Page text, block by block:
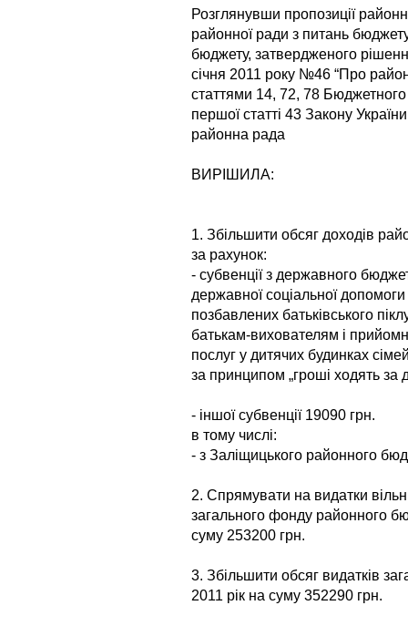
Розглянувши пропозиції
районної ради з питань
бюджету, затвердженого
січня 2011 року №46 “Про
статтями 14, 72, 78 Бюджетного
першої статті 43 Закону
районна рада
ВИРІШИЛА:
1. Збільшити обсяг доходів
за рахунок:
- субвенції з державного
державної соціальної допомоги
позбавлених батьківського
батькам-вихователям і
послуг у дитячих будинках
за принципом „гроші ходять за
- іншої субвенції 19090 грн.
в тому числі:
- з Заліщицького районного
2. Спрямувати на видатки
загального фонду районного
суму 253200 грн.
3. Збільшити обсяг видатків
2011 рік на суму 352290 грн.